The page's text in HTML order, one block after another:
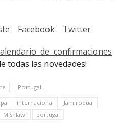
Facebook Twitter
de confirmaciones
todas las novedades!
Portugal
internacional
Jamiroquai
Mishlawi
portugal